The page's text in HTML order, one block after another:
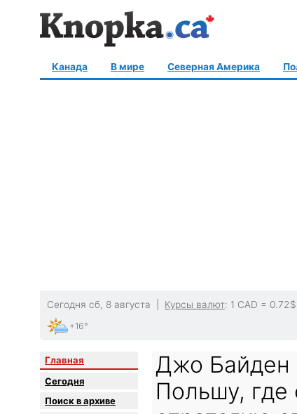
Канада В мире Северная Америка
Сегодня сб, 8 августа | Курсы валют: 1 CAD = 0.72$
+16°
Главная
Сегодня
Поиск в архиве
Джо Байден
Польшу,